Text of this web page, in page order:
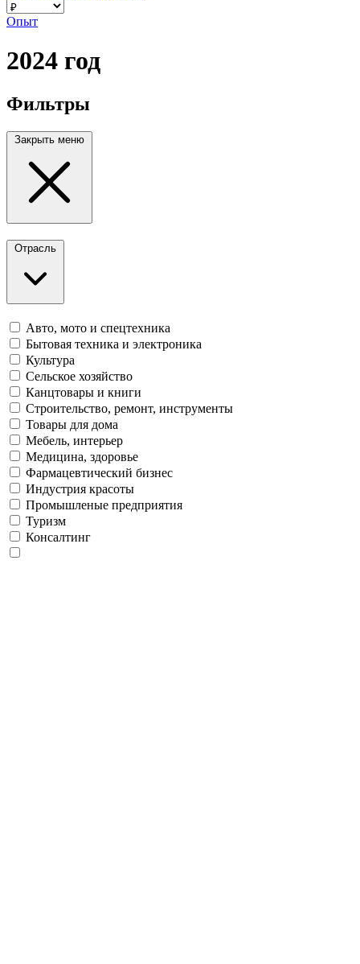
Опыт
2024 год
Фильтры
Закрыть меню
Отрасль
Авто, мото и спецтехника
Бытовая техника и электроника
Культура
Сельское хозяйство
Канцтовары и книги
Строительство, ремонт, инструменты
Товары для дома
Мебель, интерьер
Медицина, здоровье
Фармацевтический бизнес
Индустрия красоты
Промышленые предприятия
Туризм
Консалтинг